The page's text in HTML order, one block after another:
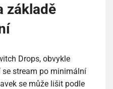
základě
Drops, obvykle
stream po minimální
se může lišit podle